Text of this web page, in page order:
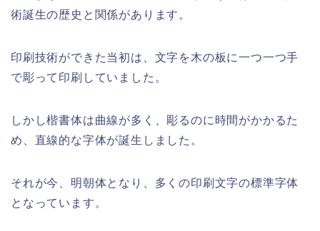
術誕生の歴史と関係があります。
印刷技術ができた当初は、文字を木の板に一つ一つ手
で彫って印刷していました。
しかし楷書体は曲線が多く、彫るのに時間がかかるた
め、直線的な字体が誕生しました。
それが今、明朝体となり、多くの印刷文字の標準字体
となっています。